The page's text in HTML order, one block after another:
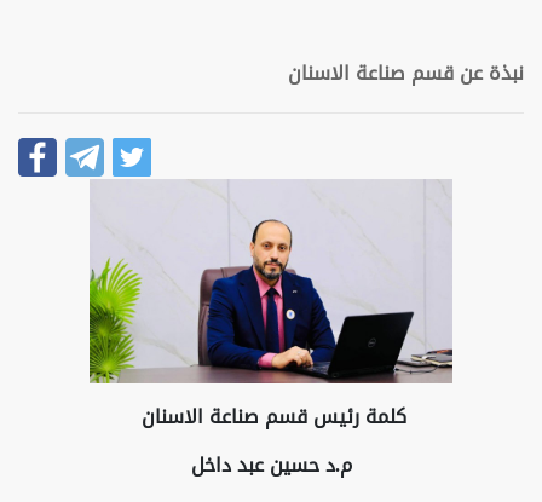
نبذة عن قسم صناعة الاسنان
كلمة رئيس قسم صناعة الاسنان
م.د حسين عبد داخل